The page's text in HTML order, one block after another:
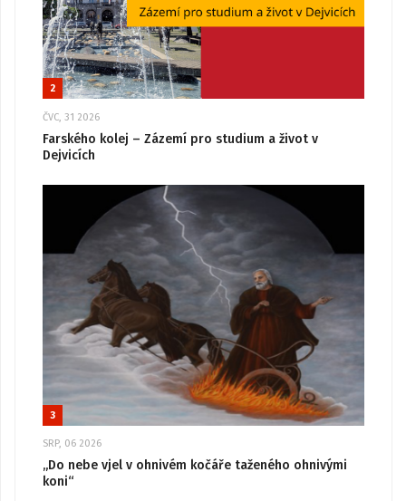
2
ČVC, 31 2026
Farského kolej – Zázemí pro studium a život v
Dejvicích
3
SRP, 06 2026
„Do nebe vjel v ohnivém kočáře taženého ohnivými
koni“